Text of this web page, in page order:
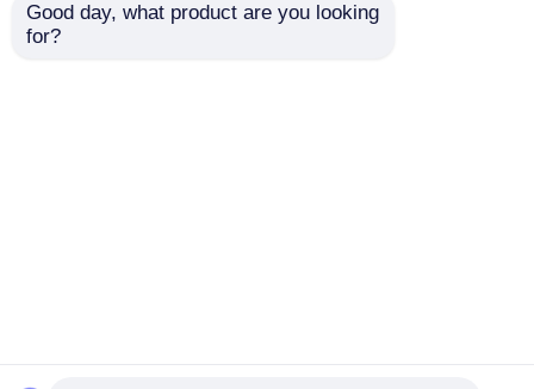
สินค้าประเภททองแดง
Good day, what product are you looking
for?